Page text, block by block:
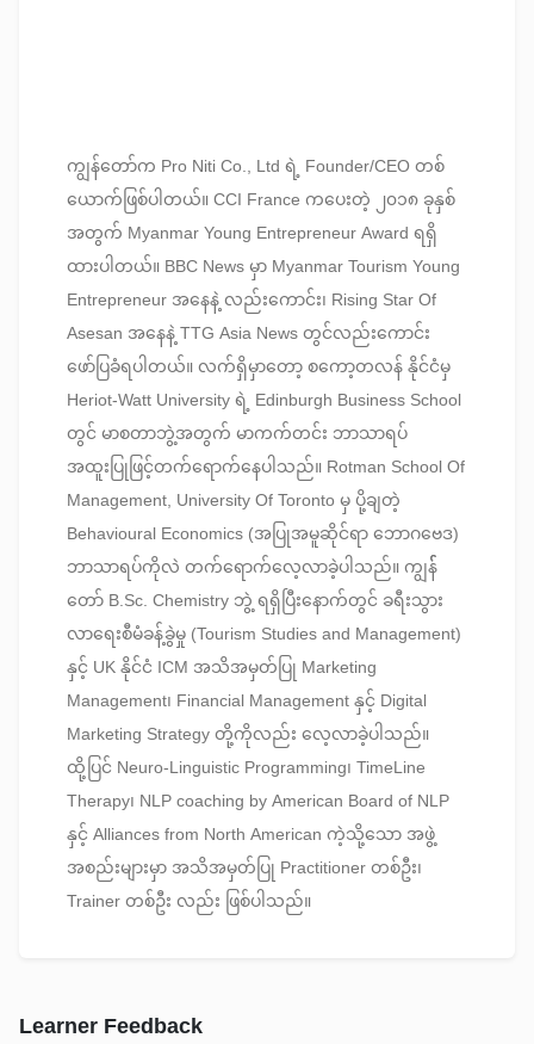
ကျွန်တော်က Pro Niti Co., Ltd ရဲ့ Founder/CEO တစ်
ယောက်ဖြစ်ပါတယ်။ CCI France ကပေးတဲ့ ၂၀၁၈ ခုနှစ်
အတွက် Myanmar Young Entrepreneur Award ရရှိ
ထားပါတယ်။ BBC News မှာ Myanmar Tourism Young
Entrepreneur အနေနဲ့ လည်းကောင်း၊ Rising Star Of
Asesan အနေနဲ့ TTG Asia News တွင်လည်းကောင်း
ဖော်ပြခံရပါတယ်။ လက်ရှိမှာတော့ စကော့တလန် နိုင်ငံမှ
Heriot-Watt University ရဲ့ Edinburgh Business School
တွင် မာစတာဘွဲ့အတွက် မာကက်တင်း ဘာသာရပ်
အထူးပြုဖြင့်တက်ရောက်နေပါသည်။ Rotman School Of
Management, University Of Toronto မှ ပို့ချတဲ့
Behavioural Economics (အပြုအမူဆိုင်ရာ ဘောဂဗေဒ)​
ဘာသာရပ်ကိုလဲ တက်ရောက်လေ့လာခဲ့ပါသည်။ ကျွန််
တော် B.Sc. Chemistry ဘွဲ့ ရရှိပြီးနောက်တွင် ခရီးသွား
လာရေးစီမံခန့်ခွဲမှု (Tourism Studies and Management)
နှင့် UK နိုင်ငံ ICM အသိအမှတ်ပြု Marketing
Management၊ Financial Management နှင့် Digital
Marketing Strategy တို့ကိုလည်း လေ့လာခဲ့ပါသည်။
ထို့ပြင် Neuro-Linguistic Programming၊ TimeLine
Therapy၊ NLP coaching by American Board of NLP
နှင့် Alliances from North American ကဲ့သို့သော အဖွဲ့
အစည်းများမှာ အသိအမှတ်ပြု Practitioner တစ်ဦး၊
Trainer တစ်ဦး လည်း ဖြစ်ပါသည်။
Learner Feedback